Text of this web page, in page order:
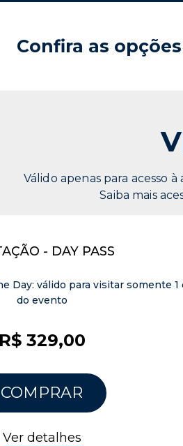
Confira as
Válido apenas para acesso
Saiba mais
- DAY PASS
Day: válido para visitar somente 1
do evento
R$ 329,00
COMPRAR
Ver detalhes